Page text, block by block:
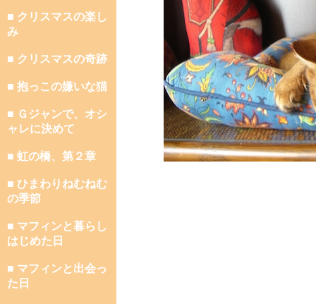
■ クリスマスの楽し
み
■ クリスマスの奇跡
■ 抱っこの嫌いな猫
■ Ｇジャンで、オシ
ャレに決めて
■ 虹の橋、第２章
■ ひまわりねむねむ
の季節
■ マフィンと暮らし
はじめた日
■ マフィンと出会っ
た日